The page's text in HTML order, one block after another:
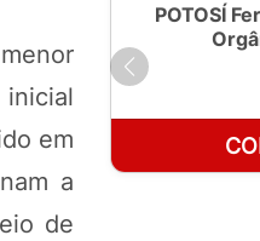
em
a
de
POTOSÍ